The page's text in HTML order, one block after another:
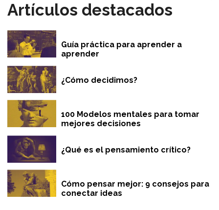
Artículos destacados
Guía práctica para aprender a
aprender
¿Cómo decidimos?
100 Modelos mentales para tomar
mejores decisiones
¿Qué es el pensamiento crítico?
Cómo pensar mejor: 9 consejos para
conectar ideas